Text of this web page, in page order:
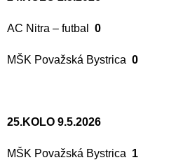
AC Nitra – futbal 0
MŠK Považská Bystrica 0
25.KOLO 9.5.2026
MŠK Považská Bystrica 1